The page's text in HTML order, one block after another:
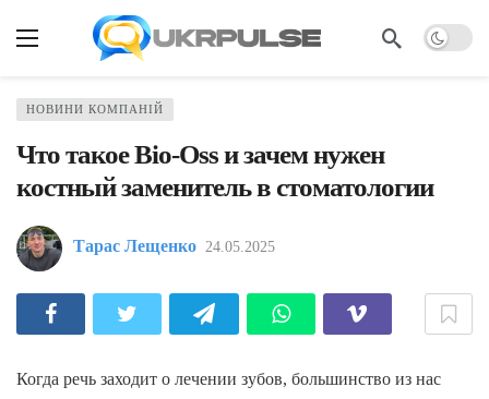
НОВИНИ КОМПАНІЙ
Что такое Bio-Oss и зачем нужен
костный заменитель в стоматологии
Тарас Лещенко 24.05.2025
Когда речь заходит о лечении зубов, большинство из нас